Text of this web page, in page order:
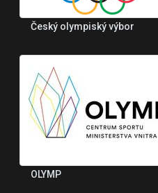
Český olympiský výbor
OLYMP